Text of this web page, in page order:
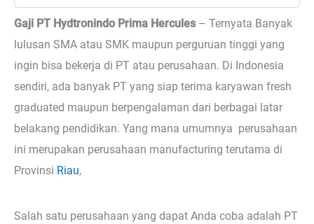
Gaji PT Hydtronindo Prima Hercules – Ternyata Banyak
lulusan SMA atau SMK maupun perguruan tinggi yang
ingin bisa bekerja di PT atau perusahaan. Di Indonesia
sendiri, ada banyak PT yang siap terima karyawan fresh
graduated maupun berpengalaman dari berbagai latar
belakang pendidikan. Yang mana umumnya perusahaan
ini merupakan perusahaan manufacturing terutama di
Provinsi Riau,
Salah satu perusahaan yang dapat Anda coba adalah PT